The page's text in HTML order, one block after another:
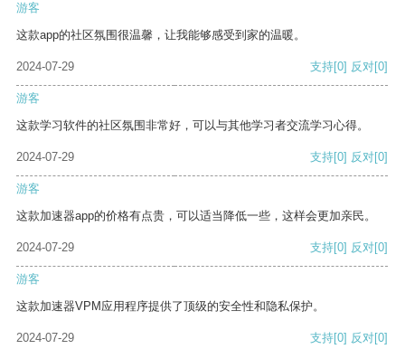
游客
这款app的社区氛围很温馨，让我能够感受到家的温暖。
2024-07-29 支持[0] 反对[0]
游客
这款学习软件的社区氛围非常好，可以与其他学习者交流学习心得。
2024-07-29 支持[0] 反对[0]
游客
这款加速器app的价格有点贵，可以适当降低一些，这样会更加亲民。
2024-07-29 支持[0] 反对[0]
游客
这款加速器VPM应用程序提供了顶级的安全性和隐私保护。
2024-07-29 支持[0] 反对[0]